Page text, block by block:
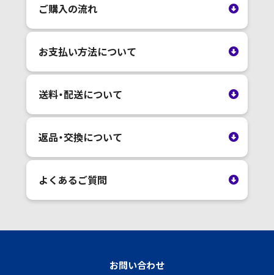
ご購入の流れ
お支払い方法について
送料・配送について
返品・交換について
よくあるご質問
お問い合わせ